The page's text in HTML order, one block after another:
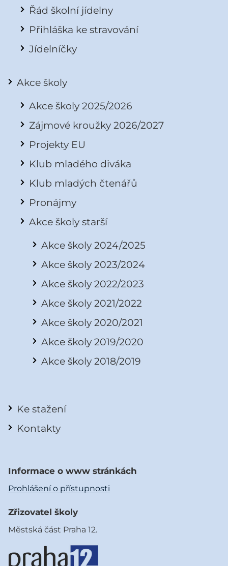
Řád školní jídelny
Přihláška ke stravování
Jídelníčky
Akce školy
Akce školy 2025/2026
Zájmové kroužky 2026/2027
Projekty EU
Klub mladého diváka
Klub mladých čtenářů
Pronájmy
Akce školy starší
Akce školy 2024/2025
Akce školy 2023/2024
Akce školy 2022/2023
Akce školy 2021/2022
Akce školy 2020/2021
Akce školy 2019/2020
Akce školy 2018/2019
Ke stažení
Kontakty
Informace o www stránkách
Prohlášení o přístupnosti
Zřizovatel školy
Městská část Praha 12.